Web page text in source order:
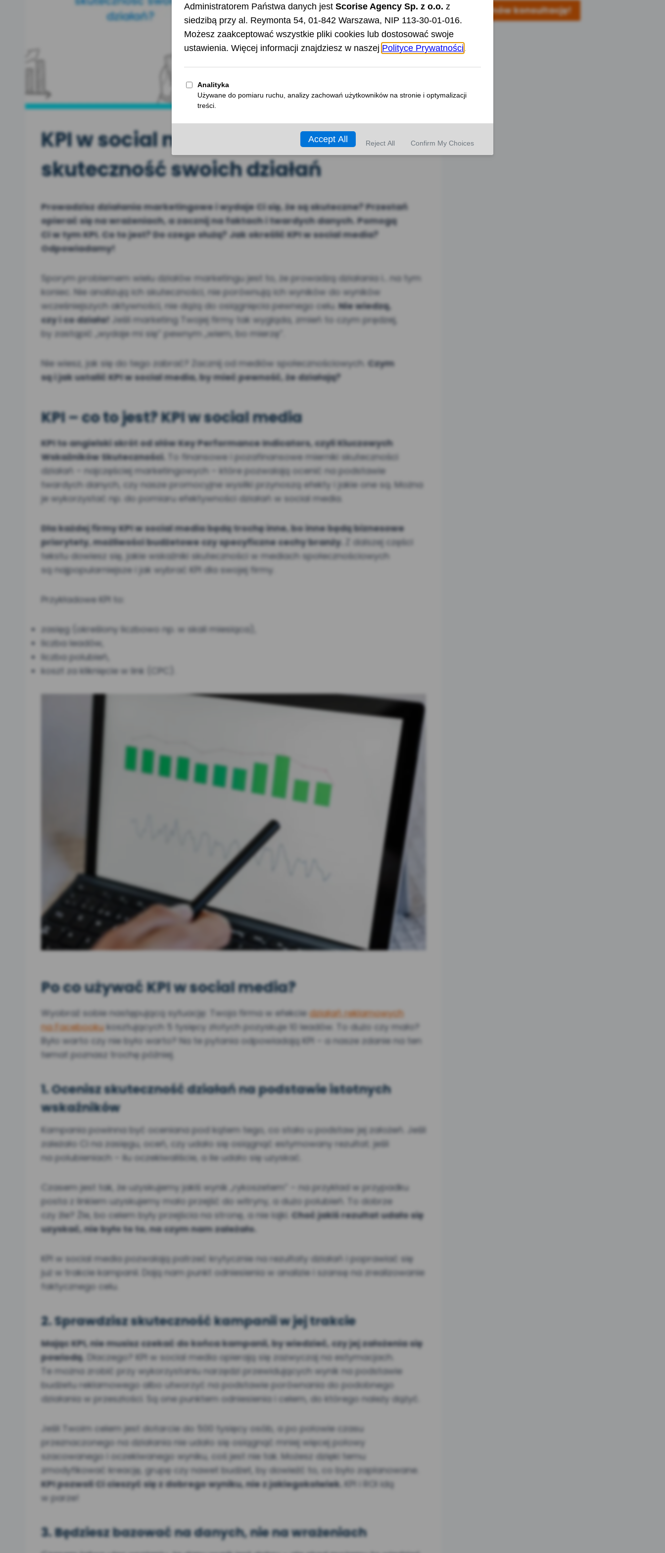
KPI w social media, czyli jak określić
skuteczność swoich działań
Prowadzisz działania marketingowe i wydaje Ci się, że są skuteczne? Przestań
opierać się na wrażeniach, a zacznij na faktach i twardych danych. Pomogą
Ci w tym KPI. Co to jest? Do czego służą? Jak określić KPI w social media?
Odpowiadamy!
Sporym problemem wielu działów marketingu jest to, że prowadzą działania i… na tym
koniec. Nie analizują ich skuteczności, nie porównują ich wyników do wyników
wcześniejszych aktywności, nie dążą do osiągnięcia pewnego celu.Nie wiedzą,
czy i co działa! Jeśli marketing Twojej firmy tak wygląda, zmień to czym prędzej,
by zastąpić „wydaje mi się” pewnym „wiem, bo mierzę”.
Nie wiesz, jak się do tego zabrać? Zacznij od mediów społecznościowych. Czym
są i jak ustalić KPI w social media, by mieć pewność, że działają?
KPI – co to jest? KPI w social media
KPI to angielski skrót od słów Key Performance Indicators, czyli Kluczowych
Wskaźników Skuteczności.
To finansowe i pozafinansowe mierniki skuteczności
działań – najczęściej marketingowych – które pozwalają ocenić na podstawie
twardych danych, czy nasze promocyjne wysiłki przynoszą efekty i jakie one są. Można
je wykorzystać np. do pomiaru efektywności działań w social media.
Dla każdej firmy KPI w social media będą trochę inne, bo inne będą biznesowe
priorytety, możliwości budżetowe czy specyficzne cechy branży.
Z dalszej części
tekstu dowiesz się, jakie wskaźniki skuteczności w mediach społecznościowych
są najpopularniejsze i jak wybrać KPI dla swojej firmy.
Przykładowe KPI to:
zasięg (określony liczbowo np. w skali miesiąca),
liczba leadów,
liczba polubień,
koszt za kliknięcie w link (CPC).
Po co używać KPI w social media?
Wyobraź sobie następującą sytuację: Twoja firma w efekciedziałań reklamowych
na Facebookukosztujących 5 tysięcy złotych pozyskuje 10 leadów. To dużo czy mało?
Było warto czy nie było warto? Na te pytania odpowiadają KPI – a nasze zdanie na ten
temat poznasz trochę później.
1. Ocenisz skuteczność działań na podstawie istotnych
wskaźników
Kampania powinna być oceniana pod kątem tego, co stało u podstaw jej założeń. Jeśli
zależało Ci na zasięgu, oceń, czy udało się osiągnąć estymowany rezultat; jeśli
na polubieniach – ilu oczekiwaliście, a ile udało się uzyskać.
Czasem jest tak, że uzyskujemy jakiś wynik „rykoszetem” – na przykład w przypadku
posta z linkiem uzyskujemy mało przejść do witryny, a dużo polubień. To dobrze
czy źle? Źle, bo celem były przejścia na stronę, a nie lajki. Choć jakiś rezultat udało się
uzyskać, nie było to to, na czym nam zależało.
KPI w social media pozwalają patrzeć krytycznie na rezultaty działań i poprawiać się
już w trakcie kampanii. Dają nam punkt odniesienia w analizie i szansę na zrealizowanie
faktycznego celu.
2. Sprawdzisz skuteczność kampanii w jej trakcie
Mając KPI, nie musisz czekać do końca kampanii, by wiedzieć, czy jej założenia się
powiodą. Dlaczego? KPI w social media opierają się zazwyczaj na estymacjach.
Te można zrobić przy wykorzystaniu narzędzi przewidujących wynik na podstawie
budżetu reklamowego albo utworzyć na podstawie porównania do podobnego
działania w przeszłości. Są one punktem odniesienia i celem, do którego należy dążyć.
Jeśli Twoim celem jest dotarcie do 500 tysięcy osób, a po połowie czasu
przeznaczonego na działania nie udało się osiągnąć mniej więcej połowy
szacowanego i oczekiwanego wyniku, coś jest nie tak. Możesz dzięki temu
zmodyfikować kreację, grupę czy nawet budżet, by dowieźć to, co było zaplanowane.
KPI pozwoli Ci cieszyć się z dobrego wyniku, nie z jakiegokolwiek. KPI i ROI idą
w parze!
3. Będziesz bazować na danych, nie na wrażeniach
Umów konsultację!